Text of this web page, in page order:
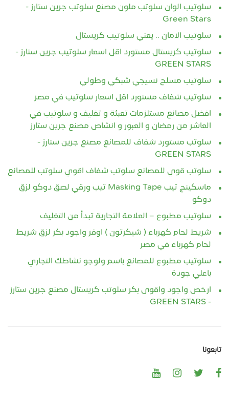
سلوتيب الوان سلوتب ملون مصنع سلوتب جرين ستارز -
Green Stars
سلوتيب الامان .. يعني سلوتيب كريستال
سلوتيب كريستال مستورد اقل اسعار سلوتيب جرين ستارز -
GREEN STARS
سلوتيب مسلح نسيجي شبكي وطولي
سلوتيب شفاف مستورد اقل اسعار سلوتيب في مصر
افضل مصانع مستلزمات تعبئة و تغليف و سلوتيب في
العاشر من رمضان و العبور و انشاص مصنع جرين ستارز
سلوتب مستورد شفاف للمصانع مصنع جرين ستارز -
GREEN STARS
سلوتب قوي للمصانع سلوتب شفاف اقوي سلوتب للمصانع
ماسكينج تيب Masking Tape تيب ورقي لصق دوكو لزق
دوكو
سلوتيب مطبوع – العلامة التجارية تبدأ من التغليف
شريط لحام كهرباء ( شيكرتون ) اوفر واجود بكر لزق شريط
لحام كهرباء في مصر
سلوتيب مطبوع للمصانع باسم ولوجو نشاطك التجاري
باعلي جودة
ارخص واجود واقوى بكر سلوتب كريستال مصنع جرين ستارز
- GREEN STARS
تابعونا